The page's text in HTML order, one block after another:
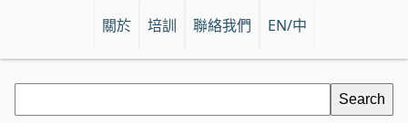
關於 培訓 聯絡我們 EN/中